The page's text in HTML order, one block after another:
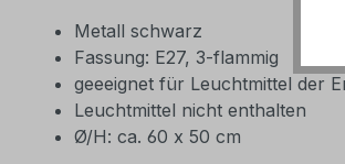
Metall schwarz
Fassung: E27, 3-flammig
geeeignet für Leuchtmittel der
Leuchtmittel nicht enthalten
Ø/H: ca. 60 x 50 cm